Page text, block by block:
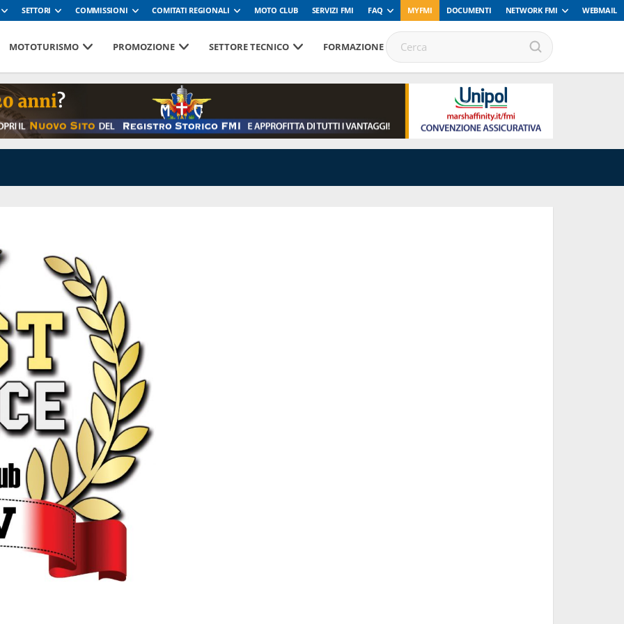
SETTORI COMMISSIONI COMITATI REGIONALI MOTO CLUB SERVIZI FMI FAQ MYFMI DOCUMENTI NETWORK FMI WEBMAIL
MOTOTURISMO PROMOZIONE SETTORE TECNICO FORMAZIONE